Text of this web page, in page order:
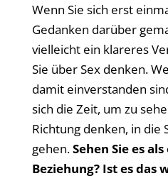
Wenn Sie sich erst
Gedanken darüber
vielleicht ein klareres
Sie über Sex denken.
damit einverstanden
sich die Zeit, um zu
Richtung denken, in die
gehen.Sehen Sie es
Beziehung? Ist es das